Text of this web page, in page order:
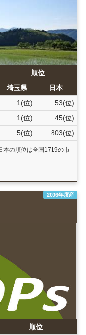
順位
埼玉県
日本
1(位)
53(位)
1(位)
45(位)
5(位) 803(位)
本の順位は全国1719の市
2006年度産
順位